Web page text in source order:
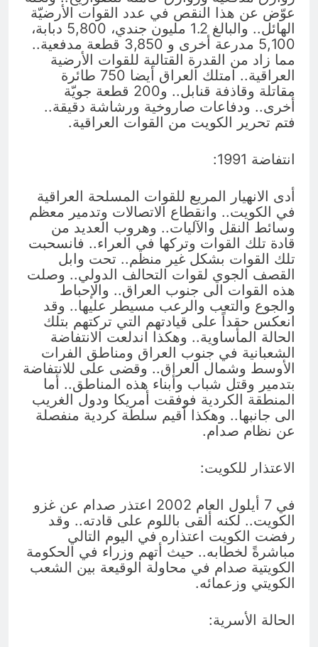
عوّض عن هذا النقص في عدد القوات الأرضيّة
الهائل.. والبالغ 1.2 مليون جندي، 5,800 دبابة،
5,100 مدرعة أخرى و 3,850 قطعة مدفعية..
مما زاد من القدرة القتالية للقوات الأرضية
العراقية.. امتلك العراق أيضا 750 طائرة
مقاتلة وقاذفة قنابل.. و200 قطعة جويّة
أخرى.. ودفاعات صاروخية ورشاشة دقيقة..
فتم تحرير الكويت من القوات العراقية.
انتفاضة 1991:
أدى الانهيار المريع للقوات المسلحة العراقية
في الكويت.. وانقطاع الاتصالات وتدمير معظم
وسائط النقل والآليات.. وهروب العديد من
قادة تلك القوات وتركها في العراء.. فانسحبت
تلك القوات بشكل غير منظم.. تحت وابل
القصف الجوي لقوات التحالف الدولي.. وصلت
هذه القوات الى جنوب العراق.. والإحباط
والجوع والتعب والرعب مسيطر عليها.. وقد
انعكس حقداً على قيادتهم التي تركتهم بتلك
الحالة المأساوية.. وهكذا اندلعت الانتفاضة
الشعبانية في جنوب العراق ومناطق الفرات
الأوسط وشمال العراق.. وقضى على للانتفاضة
بتدمير وقتل شباب وأبناء هذه المناطق.. أما
المنطقة الكردية فوفقت أمريكا ودول الغريب
الى جانبها.. وهكذا أقيم سلطة كردية منفصلة
عن نظام صدام.
الاعتذار للكويت:
في 7 أيلول العام 2002 اعتذر صدام عن غزو
الكويت.. لكنه ألقى باللوم على قادته.. وقد
رفضت الكويت اعتذاره في اليوم التالي
مباشرةً لخطابه.. حيث أتهم وزراء في الحكومة
الكويتية صدام في محاولة الوقيعة بين الشعب
الكويتي وزعمائه.
الحالة الأسرية: